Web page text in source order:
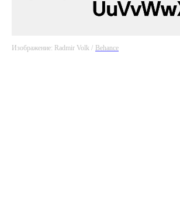
Изображение: Radmir Volk / Behance